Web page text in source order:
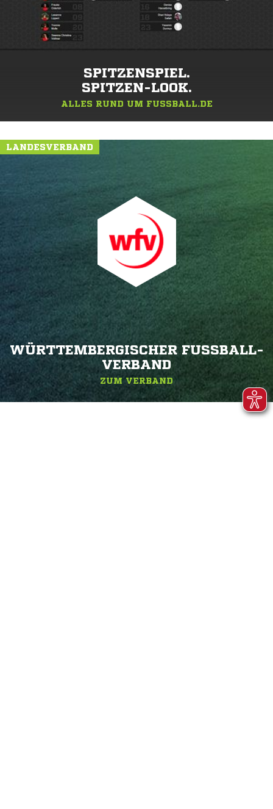
SPITZENSPIEL.
SPITZEN-LOOK.
ALLES RUND UM FUSSBALL.DE
LANDESVERBAND
WÜRTTEMBERGISCHER FUSSBALL-V
ERBAND
ZUM VERBAND